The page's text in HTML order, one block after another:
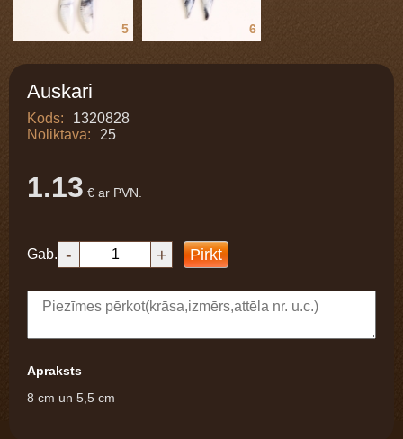
5 6
Auskari
Kods:
1320828
Noliktavā:
25
1.13 € ar PVN.
Gab. - + Pirkt
Apraksts
8 cm un 5,5 cm